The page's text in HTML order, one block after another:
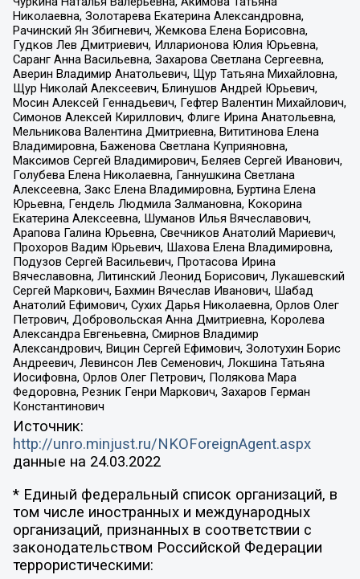
Николаевна, Золотарева Екатерина Александровна,
Рачинский Ян Збигневич, Жемкова Елена Борисовна,
Гудков Лев Дмитриевич, Илларионова Юлия Юрьевна,
Саранг Анна Васильевна, Захарова Светлана Сергеевна,
Аверин Владимир Анатольевич, Щур Татьяна Михайловна,
Щур Николай Алексеевич, Блинушов Андрей Юрьевич,
Мосин Алексей Геннадьевич, Гефтер Валентин Михайлович,
Симонов Алексей Кириллович, Флиге Ирина Анатольевна,
Мельникова Валентина Дмитриевна, Вититинова Елена
Владимировна, Баженова Светлана Куприяновна,
Максимов Сергей Владимирович, Беляев Сергей Иванович,
Голубева Елена Николаевна, Ганнушкина Светлана
Алексеевна, Закс Елена Владимировна, Буртина Елена
Юрьевна, Гендель Людмила Залмановна, Кокорина
Екатерина Алексеевна, Шуманов Илья Вячеславович,
Арапова Галина Юрьевна, Свечников Анатолий Мариевич,
Прохоров Вадим Юрьевич, Шахова Елена Владимировна,
Подузов Сергей Васильевич, Протасова Ирина
Вячеславовна, Литинский Леонид Борисович, Лукашевский
Сергей Маркович, Бахмин Вячеслав Иванович, Шабад
Анатолий Ефимович, Сухих Дарья Николаевна, Орлов Олег
Петрович, Добровольская Анна Дмитриевна, Королева
Александра Евгеньевна, Смирнов Владимир
Александрович, Вицин Сергей Ефимович, Золотухин Борис
Андреевич, Левинсон Лев Семенович, Локшина Татьяна
Иосифовна, Орлов Олег Петрович, Полякова Мара
Федоровна, Резник Генри Маркович, Захаров Герман
Константинович
Источник:
http://unro.minjust.ru/NKOForeignAgent.aspx
данные на 24.03.2022
* Единый федеральный список организаций, в
том числе иностранных и международных
организаций, признанных в соответствии с
законодательством Российской Федерации
террористическими: